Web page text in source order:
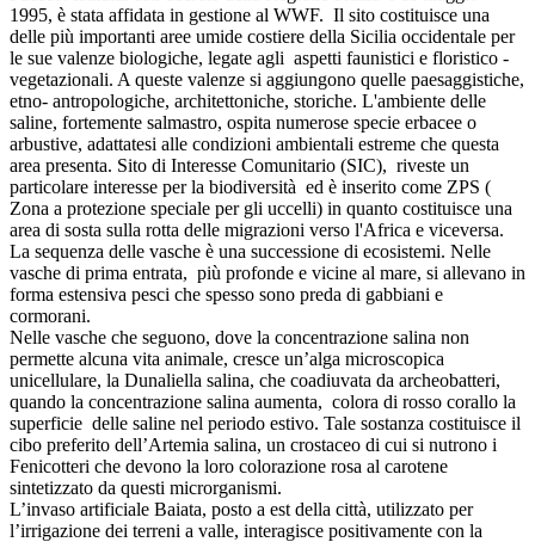
1995, è stata affidata in gestione al WWF. Il sito costituisce una
delle più importanti aree umide costiere della Sicilia occidentale per
le sue valenze biologiche, legate agli aspetti faunistici e floristico -
vegetazionali. A queste valenze si aggiungono quelle paesaggistiche,
etno- antropologiche, architettoniche, storiche. L'ambiente delle
saline, fortemente salmastro, ospita numerose specie erbacee o
arbustive, adattatesi alle condizioni ambientali estreme che questa
area presenta. Sito di Interesse Comunitario (SIC), riveste un
particolare interesse per la biodiversità ed è inserito come ZPS (
Zona a protezione speciale per gli uccelli) in quanto costituisce una
area di sosta sulla rotta delle migrazioni verso l'Africa e viceversa.
La sequenza delle vasche è una successione di ecosistemi. Nelle
vasche di prima entrata, più profonde e vicine al mare, si allevano in
forma estensiva pesci che spesso sono preda di gabbiani e
cormorani.
Nelle vasche che seguono, dove la concentrazione salina non
permette alcuna vita animale, cresce un’alga microscopica
unicellulare, la Dunaliella salina, che coadiuvata da archeobatteri,
quando la concentrazione salina aumenta, colora di rosso corallo la
superficie delle saline nel periodo estivo. Tale sostanza costituisce il
cibo preferito dell’Artemia salina, un crostaceo di cui si nutrono i
Fenicotteri che devono la loro colorazione rosa al carotene
sintetizzato da questi microrganismi.
L’invaso artificiale Baiata, posto a est della città, utilizzato per
l’irrigazione dei terreni a valle, interagisce positivamente con la